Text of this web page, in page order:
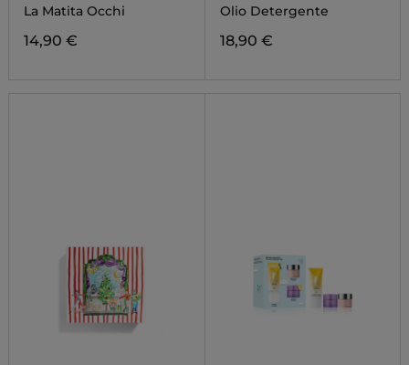
La Matita Occhi
14,90 €
BALM
Olio Detergente
18,90 €